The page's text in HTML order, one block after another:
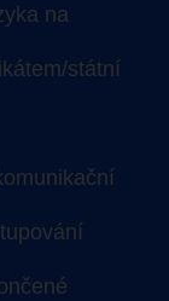
na
státní